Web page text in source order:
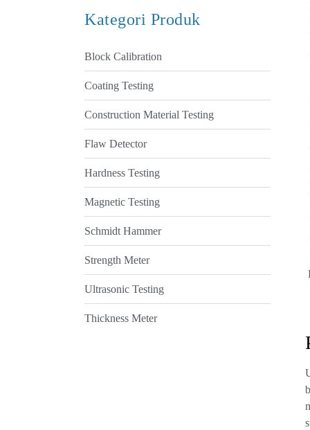
Kategori Produk
Block Calibration
Coating Testing
Construction Material Testing
Flaw Detector
Hardness Testing
Magnetic Testing
Schmidt Hammer
Strength Meter
Ultrasonic Testing
Thickness Meter